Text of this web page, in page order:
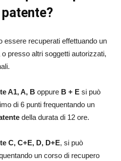
essere recuperati effettuando un
presso altri soggetti autorizzati,
A1, A, B oppure B + E si può
di 6 punti frequentando un
della durata di 12 ore.
C, C+E, D, D+E, si può
un corso di recupero